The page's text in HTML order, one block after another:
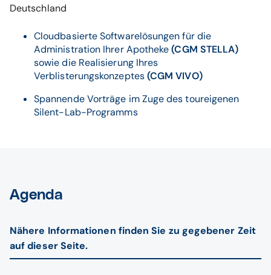
Deutschland
Cloudbasierte Softwarelösungen für die
Administration Ihrer Apotheke(CGM STELLA)
sowie die Realisierung Ihres
Verblisterungskonzeptes(CGM VIVO)
Spannende Vorträge im Zuge des toureigenen
Silent-Lab-Programms
Agenda
Nähere Informationen finden Sie zu gegebener Zeit
auf dieser Seite.